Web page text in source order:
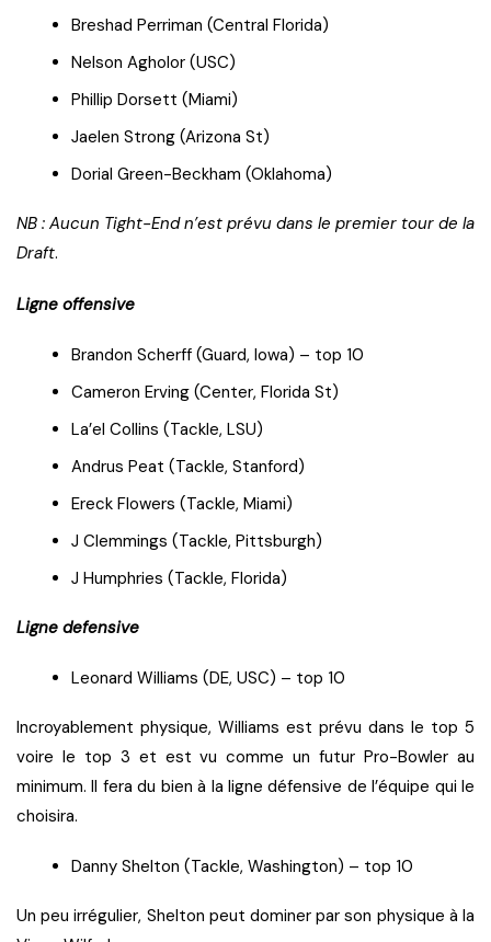
Breshad Perriman (Central Florida)
Nelson Agholor (USC)
Phillip Dorsett (Miami)
Jaelen Strong (Arizona St)
Dorial Green-Beckham (Oklahoma)
NB : Aucun Tight-End n’est prévu dans le premier tour de la
Draft.
Ligne offensive
Brandon Scherff (Guard, Iowa) – top 10
Cameron Erving (Center, Florida St)
La’el Collins (Tackle, LSU)
Andrus Peat (Tackle, Stanford)
Ereck Flowers (Tackle, Miami)
J Clemmings (Tackle, Pittsburgh)
J Humphries (Tackle, Florida)
Ligne defensive
Leonard Williams (DE, USC) – top 10
Incroyablement physique, Williams est prévu dans le top 5
voire le top 3 et est vu comme un futur Pro-Bowler au
minimum. Il fera du bien à la ligne défensive de l’équipe qui le
choisira.
Danny Shelton (Tackle, Washington) – top 10
Un peu irrégulier, Shelton peut dominer par son physique à la